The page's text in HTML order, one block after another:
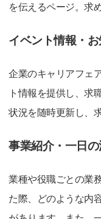
を伝えるページ。求
イベント情報・
企業のキャリアフェ
ト情報を提供し、求
状況を随時更新し、
事業紹介・一日
業種や役職ごとの業
た際、どのような内